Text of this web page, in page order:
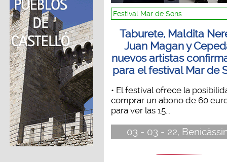
Festival Mar de Sons
Taburete, Maldita
Juan Magan y
nuevos artistas
para el festival Mar de
• El festival ofrece la
comprar un abono de 60
para ver las 15...
03 - 03 - 22,